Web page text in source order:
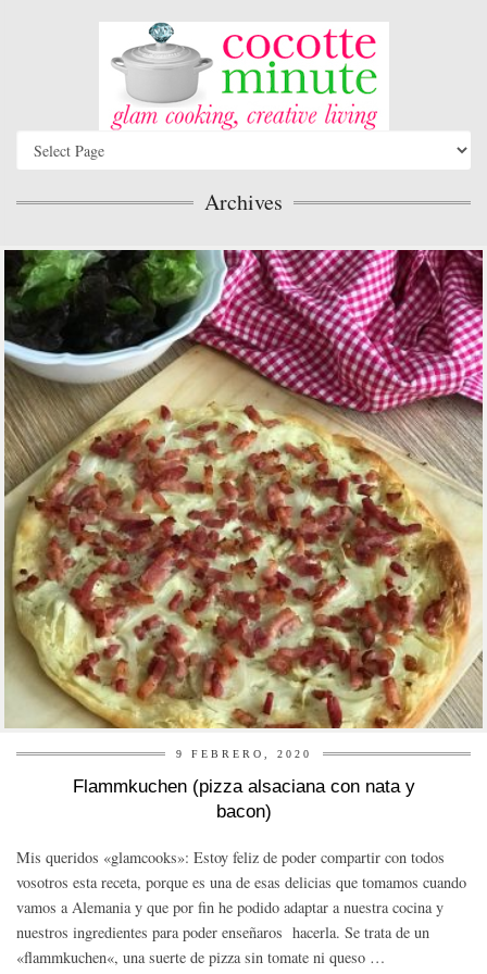
Archives
9 FEBRERO, 2020
Flammkuchen (pizza alsaciana con nata y
bacon)
Mis queridos «glamcooks»: Estoy feliz de poder compartir con todos
vosotros esta receta, porque es una de esas delicias que tomamos cuando
vamos a Alemania y que por fin he podido adaptar a nuestra cocina y
nuestros ingredientes para poder enseñaros hacerla. Se trata de un
«flammkuchen«, una suerte de pizza sin tomate ni queso …